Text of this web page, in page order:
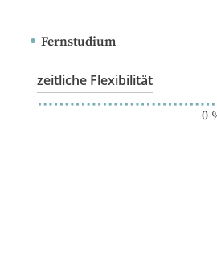
Fernstudium
zeitliche Flexibilität
0